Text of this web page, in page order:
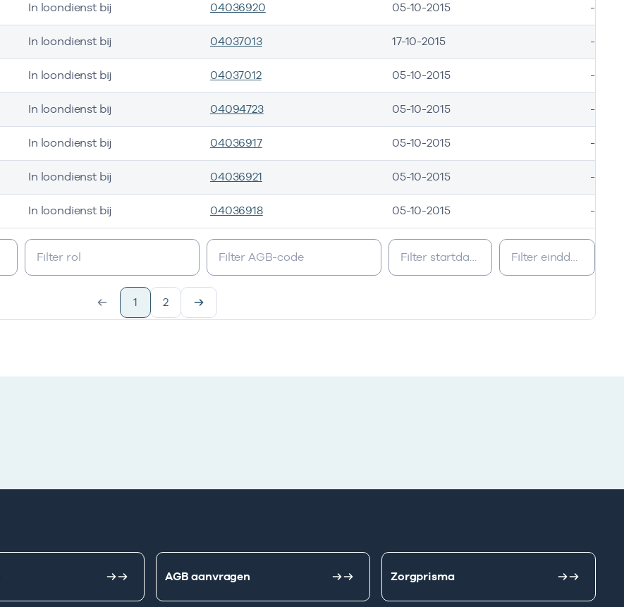
In loondienst bij 04036920 05-10-2015 -
In loondienst bij 04037013 17-10-2015 -
In loondienst bij 04037012 05-10-2015 -
In loondienst bij 04094723 05-10-2015 -
In loondienst bij 04036917 05-10-2015 -
In loondienst bij 04036921 05-10-2015 -
In loondienst bij 04036918 05-10-2015 -
1 2
AGB aanvragen Zorgprisma